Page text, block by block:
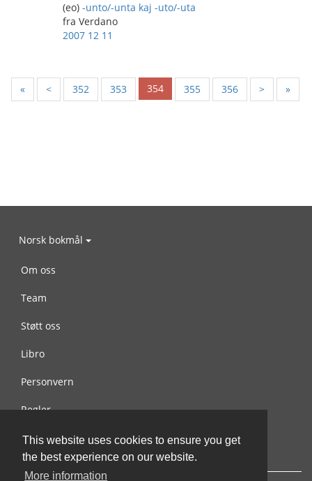
This website uses cookies to ensure you get
the best experience on our website.
More information
(eo) -unto/-unta kaj -uto/-uta
fra Verdano
2007 12 11
« < 352 353 354 355 356 > »
Norsk bokmål
Om oss
Team
Støtt oss
Libro
Personvern
Regler
Kontakt oss